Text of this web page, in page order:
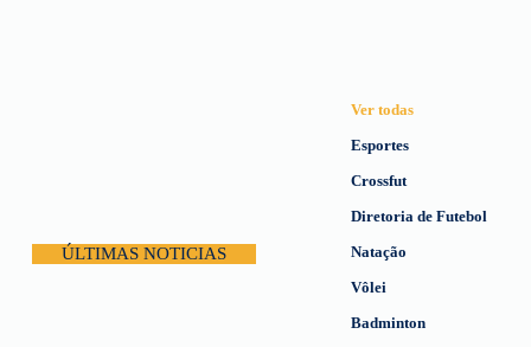
ÚLTIMAS NOTICIAS
Ver todas
Esportes
Crossfut
Diretoria de Futebol
Natação
Vôlei
Badminton